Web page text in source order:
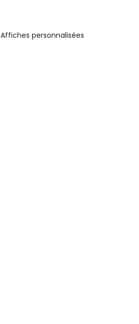
Affiches personnalisées